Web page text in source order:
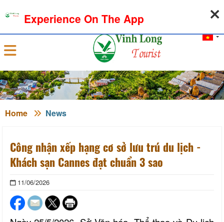
Sign in
Home News
Công nhận xếp hạng cơ sở lưu trú du lịch -
Khách sạn Cannes đạt chuẩn 3 sao
11/06/2026
Experience On The App